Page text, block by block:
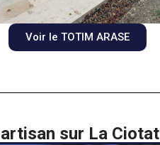
Voir le TOTIM ARASE
sur La Ciotat